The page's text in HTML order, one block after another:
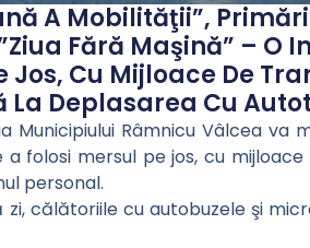
A Mobilităţii”,
Fără Maşină” – O
Cu Mijloace De
Deplasarea Cu
Municipiului Râmnicu Vâlcea va
folosi mersul pe jos, cu
personal.
călătoriile cu autobuzele şi